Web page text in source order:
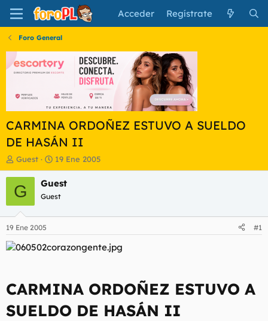
Acceder Regístrate
Foro General
CARMINA ORDOÑEZ ESTUVO A SUELDO
DE HASÁN II
I
n
i
c
a
d
o
r
t
Guest
F
e
c
a
i
n
o
19 Ene 2005
G Guest
Guest
19 Ene 2005 #1
CARMINA ORDOÑEZ ESTUVO A
SUELDO DE HASÁN II